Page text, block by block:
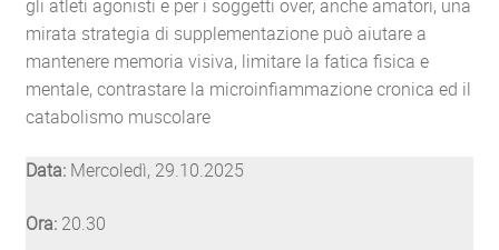
gli atleti agonisti e per i soggetti over, anche amatori, una
mirata strategia di supplementazione può aiutare a
mantenere memoria visiva, limitare la fatica fisica e
mentale, contrastare la microinfiammazione cronica ed il
catabolismo muscolare
Data:Mercoledì, 29.10.2025
Ora:20.30